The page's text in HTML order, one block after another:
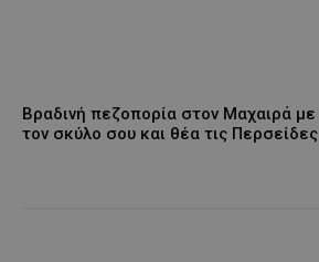
Βραδινή πεζοπορία στον Μαχαιρά με
τον σκύλο σου και θέα τις Περσείδες